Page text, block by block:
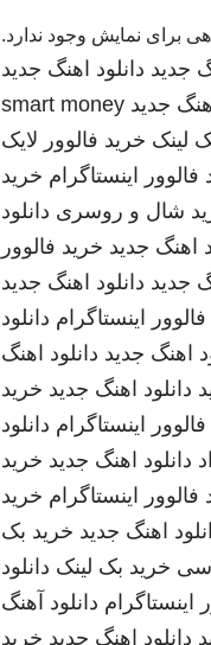
برای نمایش وجود ندارد.
جدید دانلود اهنگ جدید
جدید smart money
لینک خرید فالوور لایک
فالوور اینستاگرام خرید
شال و روسری دانلود
اهنگ جدید خرید فالوور
جدید دانلود اهنگ جدید
اینستاگرام دانلود
اهنگ جدید دانلود اهنگ
دانلود اهنگ جدید خرید
اینستاگرام دانلود
دانلود اهنگ جدید خرید
فالوور اینستاگرام خرید
اهنگ جدید خرید بک
خرید بک لینک دانلود
اینستاگرام دانلود آهنگ
دانلود اهنگ جدید خرید